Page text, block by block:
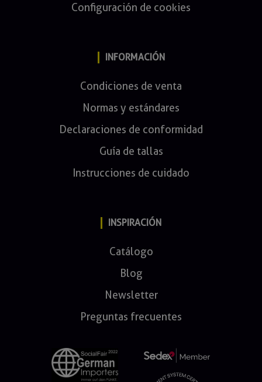
Configuración de cookies
INFORMACIÓN
Condiciones de venta
Normas y estándares
Declaraciones de conformidad
Guía de tallas
Instrucciones de cuidado
INSPIRACIÓN
Catálogo
Blog
Newsletter
Preguntas frecuentes